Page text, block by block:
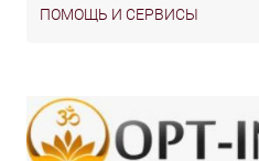
ПОМОЩЬ И СЕРВИСЫ